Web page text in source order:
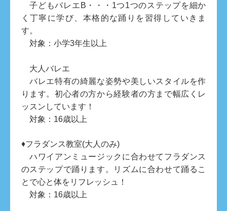
子どもバレエB・・・1つ1つのステップを細か
く丁寧に学び、本格的な踊りを習得していきま
す。
対象：小学3年生以上
大人バレエ
バレエ特有の綺麗な姿勢や美しいスタイルを作
ります。初心者の方から経験者の方まで幅広くレ
ッスンしています！
対象：16歳以上
♦フラダンス教室(大人のみ)
ハワイアンミュージックに合わせてフラダンス
のステップで踊ります。リズムに合わせて踊るこ
とで心と体をリフレッシュ！
対象：16歳以上